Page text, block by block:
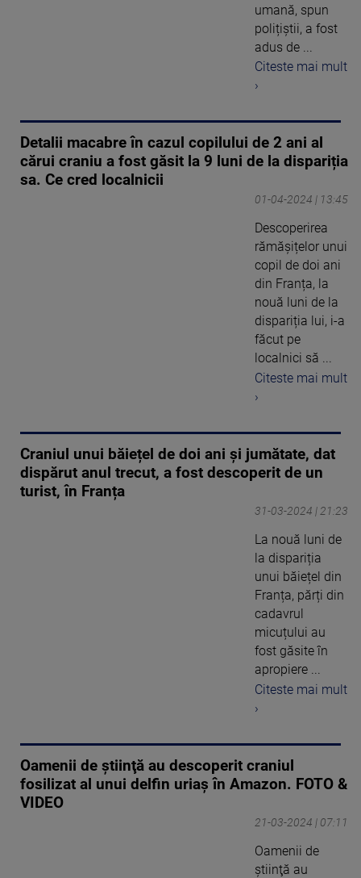
umană, spun
polițiștii, a fost
adus de ...
Citeste mai mult
›
Detalii macabre în cazul copilului de 2 ani al
cărui craniu a fost găsit la 9 luni de la dispariția
sa. Ce cred localnicii
01-04-2024 | 13:45
Descoperirea
rămășițelor unui
copil de doi ani
din Franța, la
nouă luni de la
dispariția lui, i-a
făcut pe
localnici să ...
Citeste mai mult
›
Craniul unui băiețel de doi ani și jumătate, dat
dispărut anul trecut, a fost descoperit de un
turist, în Franța
31-03-2024 | 21:23
La nouă luni de
la dispariția
unui băiețel din
Franța, părți din
cadavrul
micuțului au
fost găsite în
apropiere ...
Citeste mai mult
›
Oamenii de ştiinţă au descoperit craniul
fosilizat al unui delfin uriaş în Amazon. FOTO &
VIDEO
21-03-2024 | 07:11
Oamenii de
ştiinţă au